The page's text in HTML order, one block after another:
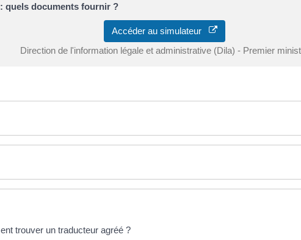
quels documents fournir ?
Accéder au simulateur
Direction de l'information légale et administrative (Dila) - Premier
trouver un traducteur agréé ?